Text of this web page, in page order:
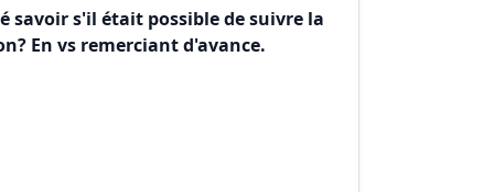
s'il était possible de suivre la
En vs remerciant d'avance.